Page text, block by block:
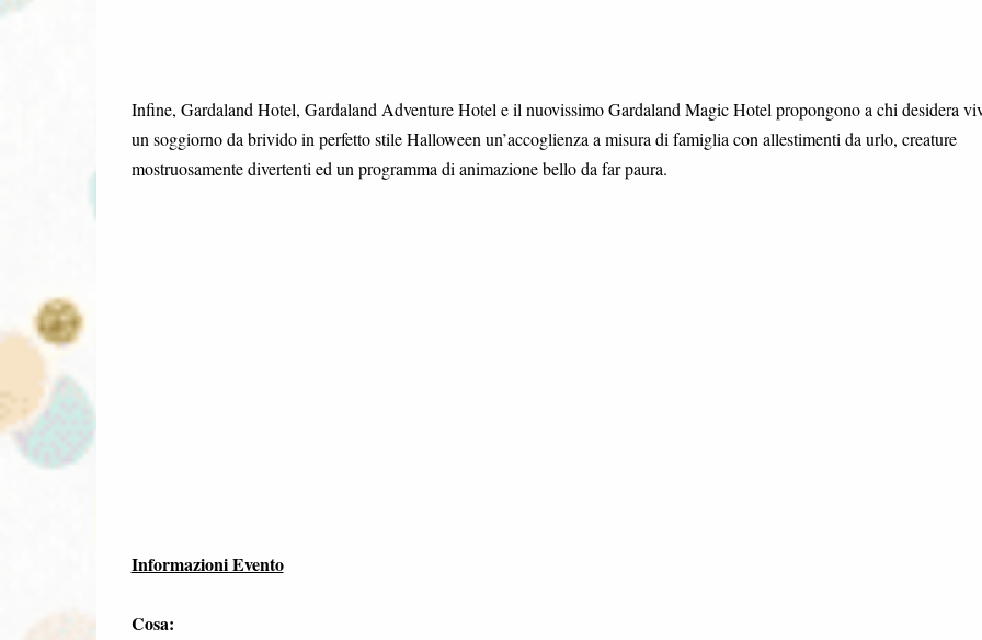
Infine, Gardaland Hotel, Gardaland Adventure Hotel e il nuovissimo Gardaland Magic Hotel propongono a chi desidera
un soggiorno da brivido in perfetto stile Halloween un’accoglienza a misura di famiglia con allestimenti da urlo, creature
mostruosamente divertenti ed un programma di animazione bello da far paura.
Informazioni Evento
Cosa: